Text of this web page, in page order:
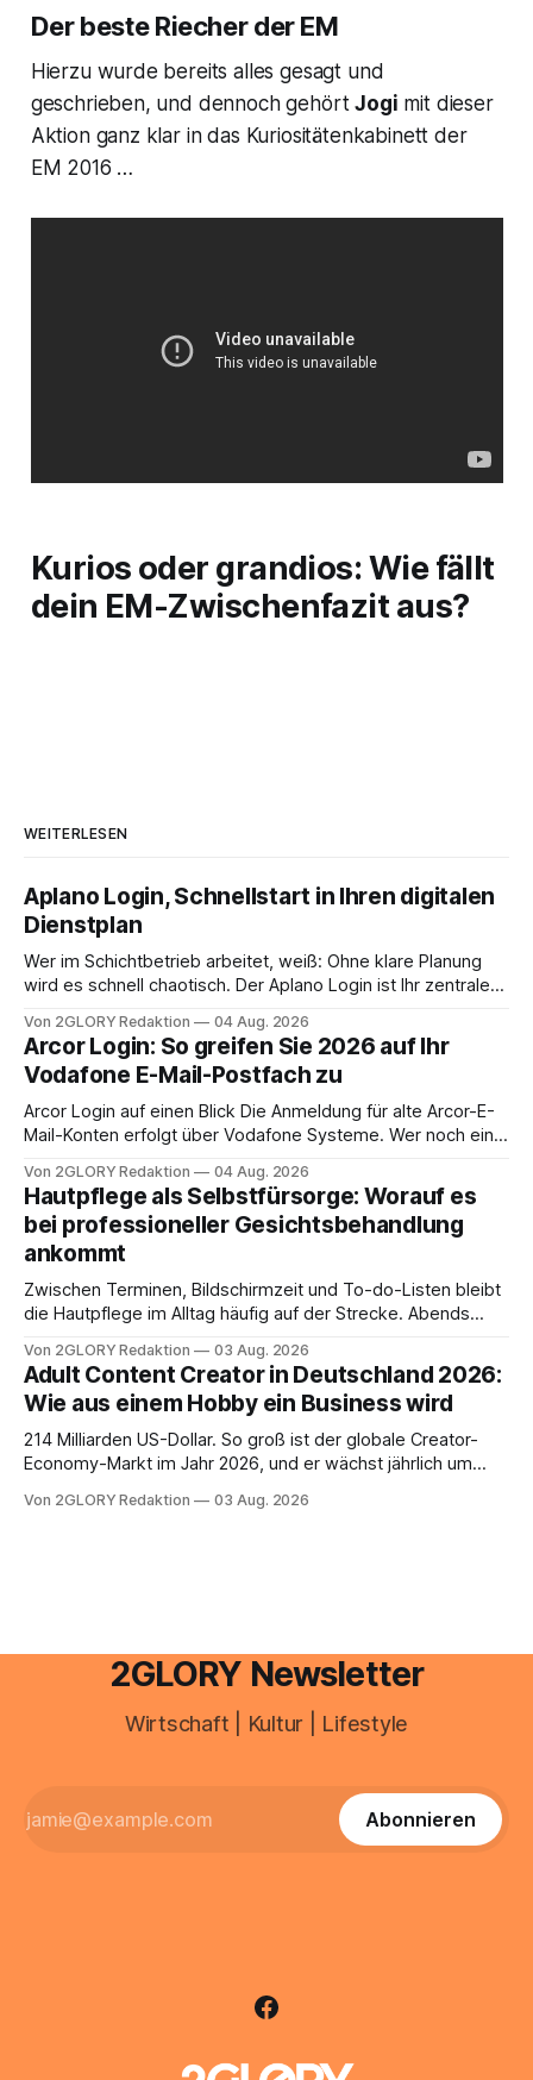
Der beste Riecher der EM
Hierzu wurde bereits alles gesagt und
geschrieben, und dennoch gehörtJogi mit dieser
Aktion ganz klar in das Kuriositätenkabinett der
EM 2016 …
Kurios oder grandios: Wie fällt
dein EM-Zwischenfazit aus?
WEITERLESEN
Aplano Login, Schnellstart in Ihren digitalen
Dienstplan
Wer im Schichtbetrieb arbeitet, weiß: Ohne klare Planung
wird es schnell chaotisch. Der Aplano Login ist Ihr zentraler
abwesenheiten und die gesamte kommunikation rund um
Ihr personal digital zu organisieren. In diesem Leitfaden
erfahren Sie alles, was Sie für einen reibungslosen Einstieg
brauchen, von der Registrierung
Von 2GLORY Redaktion 04 Aug. 2026
Arcor Login: So greifen Sie 2026 auf Ihr
Vodafone E-Mail-Postfach zu
Arcor Login auf einen Blick Die Anmeldung für alte Arcor-E-
Mail-Konten erfolgt über Vodafone Systeme. Wer noch eine
besitzt, loggt sich heute über das Vodafone E-Mail & Cloud
Portal ein. Der klassische Arcor Login über mail.
Von 2GLORY Redaktion 04 Aug. 2026
Hautpflege als Selbstfürsorge: Worauf es
bei professioneller Gesichtsbehandlung
ankommt
Zwischen Terminen, Bildschirmzeit und To-do-Listen bleibt
die Hautpflege im Alltag häufig auf der Strecke. Abends
Drogerie – mehr ist zeitlich oft nicht drin. Dabei reagiert die
Haut empfindlich auf Stress, Schlafmangel und
Umwelteinflüsse: Sie wirkt müde, spannt oder neigt zu
Unreinheiten. Professionelle
Von 2GLORY Redaktion 03 Aug. 2026
Adult Content Creator in Deutschland 2026:
Wie aus einem Hobby ein Business wird
214 Milliarden US-Dollar. So groß ist der globale Creator-
Economy-Markt im Jahr 2026, und er wächst jährlich um
ist längst ein ernstzunehmender Wirtschaftszweig. Weltweit
Von 2GLORY Redaktion 03 Aug. 2026
2GLORY Newsletter
Wirtschaft | Kultur | Lifestyle
Abonnieren